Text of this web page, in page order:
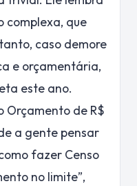
complexa, que
caso demore
e orçamentária,
este ano.
Orçamento de R$
a gente pensar
fazer Censo
no limite”,